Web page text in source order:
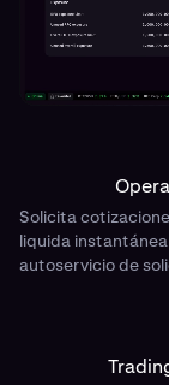
Solicita
liquida
autoservicio de